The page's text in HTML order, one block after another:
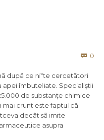
 0
dupã ce niºte cercetãtori
apei îmbuteliate. Specialiștii
de substanțe chimice
mai crunt este faptul cã
decât sã imite
asupra